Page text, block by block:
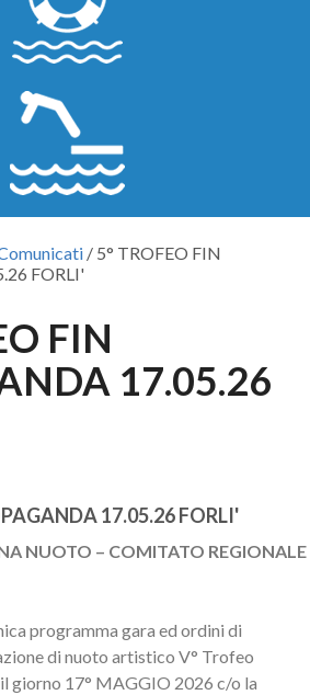
/ 5° TROFEO FIN
FORLI'
FIN
17.05.26
17.05.26 FORLI'
NUOTO – COMITATO REGIONALE
programma gara ed ordini di
di nuoto artistico V° Trofeo
giorno 17° MAGGIO 2026 c/o la